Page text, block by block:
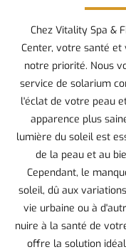
Chez Vitality Spa &
Center, votre santé
notre priorité. Nous
service de solarium
l'éclat de votre peau
apparence plus
lumière du soleil est
de la peau et au
Cependant, le
soleil, dû aux
vie urbaine ou à
nuire à la santé de
offre la solution